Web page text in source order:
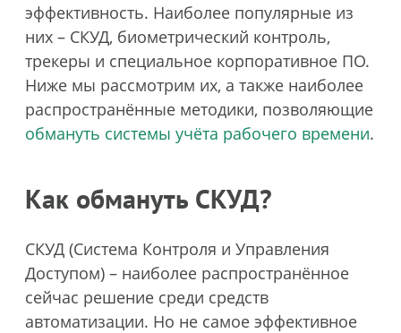
эффективность. Наиболее популярные из
них – СКУД, биометрический контроль,
трекеры и специальное корпоративное ПО.
Ниже мы рассмотрим их, а также наиболее
распространённые методики, позволяющие
обмануть системы учёта рабочего времени.
Как обмануть СКУД?
СКУД (Система Контроля и Управления
Доступом) – наиболее распространённое
сейчас решение среди средств
автоматизации. Но не самое эффективное